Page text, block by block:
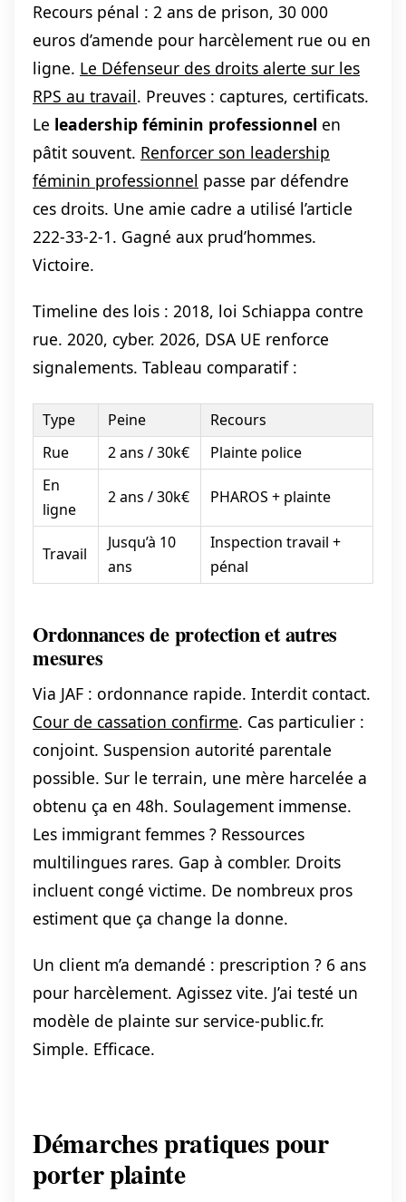
Recours pénal : 2 ans de prison, 30 000
euros d’amende pour harcèlement rue ou en
ligne. Le Défenseur des droits alerte sur les
RPS au travail. Preuves : captures, certificats.
Le leadership féminin professionnel en
pâtit souvent. Renforcer son leadership
féminin professionnel passe par défendre
ces droits. Une amie cadre a utilisé l’article
222-33-2-1. Gagné aux prud’hommes.
Victoire.
Timeline des lois : 2018, loi Schiappa contre
rue. 2020, cyber. 2026, DSA UE renforce
signalements. Tableau comparatif :
Type Peine
Recours
Rue
2 ans / 30k€
Plainte police
En
ligne
2 ans / 30k€ PHAROS + plainte
Travail
Jusqu’à 10
ans
Inspection travail +
pénal
Ordonnances de protection et autres
mesures
Via JAF : ordonnance rapide. Interdit contact.
Cour de cassation confirme. Cas particulier :
conjoint. Suspension autorité parentale
possible. Sur le terrain, une mère harcelée a
obtenu ça en 48h. Soulagement immense.
Les immigrant femmes ? Ressources
multilingues rares. Gap à combler. Droits
incluent congé victime. De nombreux pros
estiment que ça change la donne.
Un client m’a demandé : prescription ? 6 ans
pour harcèlement. Agissez vite. J’ai testé un
modèle de plainte sur service-public.fr.
Simple. Efficace.
Démarches pratiques pour
porter plainte